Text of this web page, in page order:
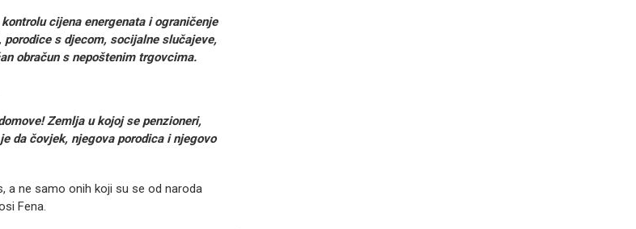
cijena energenata i ograničenje
s djecom, socijalne slučajeve,
obračun s nepoštenim trgovcima.
Zemlja u kojoj se penzioneri,
da čovjek, njegova porodica i njegovo
a ne samo onih koji su se od naroda
Fena.